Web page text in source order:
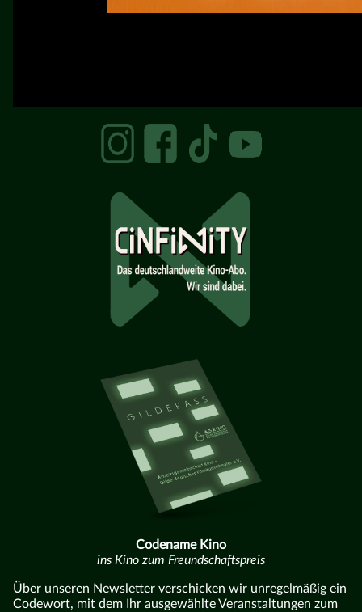
Codename Kino
ins Kino zum Freundschaftspreis
Über unseren Newsletter verschicken wir unregelmäßig ein
Codewort, mit dem Ihr ausgewählte Veranstaltungen zum